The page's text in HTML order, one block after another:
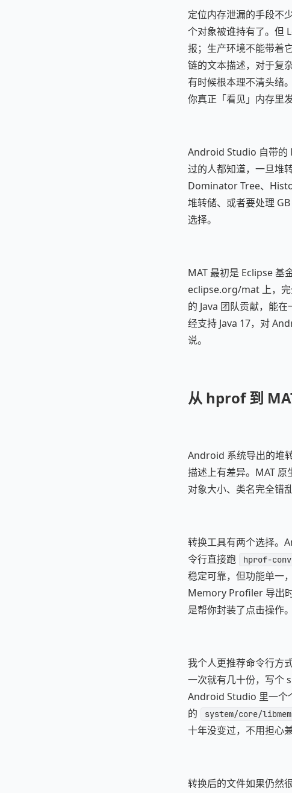
定位内存泄漏的手段不
个对象被谁持有了。但
报；生产环境不能带着
链的文本描述，对于复
有时候根本理不清头绪
你真正「看见」内存里
Android Studio 自带的
过的人都知道，一旦堆
Dominator Tree、
堆转储、或者要处理
选择。
MAT 最初是 Eclipse 基
eclipse.org/mat 上，
的 Java 团队贡献，能
经支持 Java 17，对
说。
从 hprof 到
Android 系统导出的堆
描述上有差异。MAT
对象大小、类名完全错乱
转换工具有两个选择。
令行直接跑
hprof-
稳定可靠，但功能单一
Memory Profiler 导出
是帮你封装了点击操作。
我个人更推荐命令行方
一次就有几十份，写个
Android Studio 里一个
的
system/core/
十年没变过，不用担心
转换后的文件如果仍然